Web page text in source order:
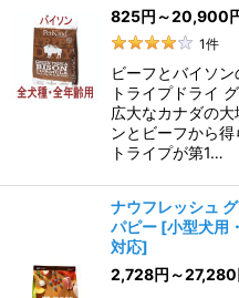
825円 ～20,900
1件
ビーフとバイソ
トライプドライ
広大なカナダの
ンとビーフから
トライプが第1…
ナウフレッシュ
パピー [小型犬用
対応]
2,728円 ～27,280